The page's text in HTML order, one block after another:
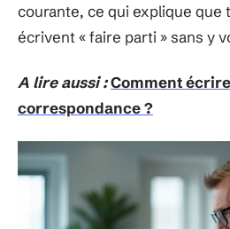
courante, ce qui explique que
écrivent « faire parti » sans y
A lire aussi :Comment
correspondance ?